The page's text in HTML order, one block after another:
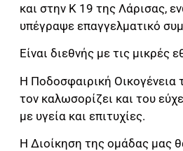
και στην Κ 19 της Λάρισας,
υπέγραψε επαγγελματικό
Είναι διεθνής με τις μικρές
Η Ποδοσφαιρική Οικογένεια
τον καλωσορίζει και του
με υγεία και επιτυχίες.
Η Διοίκηση της ομάδας μας